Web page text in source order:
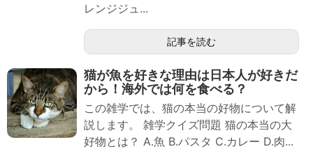
レンジジュ...
記事を読む
猫が魚を好きな理由は日本人が好きだ
から！海外では何を食べる？
この雑学では、猫の本当の好物について解
説します。 雑学クイズ問題 猫の本当の大
好物とは？ A.魚 B.パスタ C.カレー D.肉...